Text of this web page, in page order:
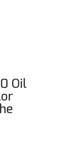
Oil